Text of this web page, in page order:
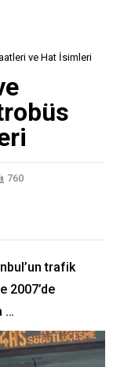
ve Hat İsimleri
760
trafik
2007’de
…